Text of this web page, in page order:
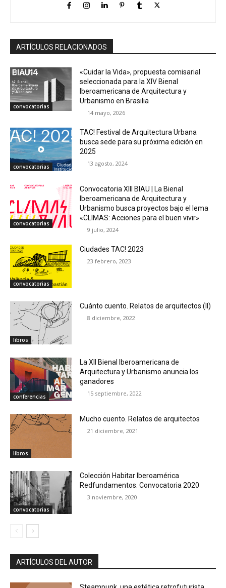
ARTÍCULOS RELACIONADOS
convocatorias
«Cuidar la Vida», propuesta comisarial
seleccionada para la XIV Bienal
Iberoamericana de Arquitectura y
Urbanismo en Brasilia
14 mayo, 2026
convocatorias
TAC! Festival de Arquitectura Urbana
busca sede para su próxima edición en
2025
13 agosto, 2024
convocatorias
Convocatoria XIII BIAU | La Bienal
Iberoamericana de Arquitectura y
Urbanismo busca proyectos bajo el lema
«CLIMAS: Acciones para el buen vivir»
9 julio, 2024
convocatorias
Ciudades TAC! 2023
23 febrero, 2023
libros
Cuánto cuento. Relatos de arquitectos (II)
8 diciembre, 2022
conferencias
La XII Bienal Iberoamericana de
Arquitectura y Urbanismo anuncia los
ganadores
15 septiembre, 2022
libros
Mucho cuento. Relatos de arquitectos
21 diciembre, 2021
convocatorias
Colección Habitar Iberoamérica
Redfundamentos. Convocatoria 2020
3 noviembre, 2020
ARTÍCULOS DEL AUTOR